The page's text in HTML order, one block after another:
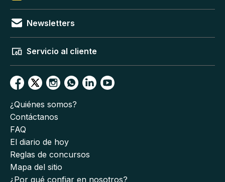
Newsletters
Servicio al cliente
¿Quiénes somos?
Contáctanos
FAQ
El diario de hoy
Reglas de concursos
Mapa del sitio
¿Por qué confiar en nosotros?